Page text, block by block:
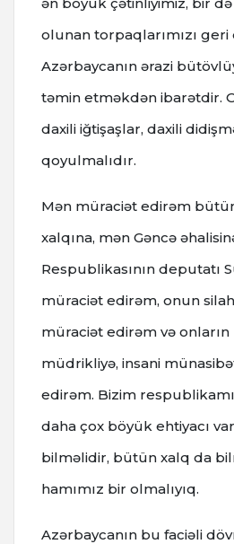
olunan torpaqlarımızı geri
Azərbaycanın ərazi
təmin etməkdən ibarətdir.
daxili iğtişaşlar, daxili
qoyulmalıdır.
Mən müraciət edirəm
xalqına, mən Gəncə
Respublikasının deputatı
müraciət edirəm, onun
müraciət edirəm və onların
müdrikliyə, insani
edirəm. Bizim
daha çox böyük ehtiyacı
bilməlidir, bütün xalq da
hamımız bir olmalıyıq.
Azərbaycanın bu faciəli